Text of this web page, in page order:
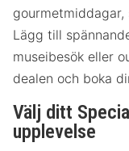
Lägg till
museibesök eller
dealen och boka
Välj ditt
upplevelse